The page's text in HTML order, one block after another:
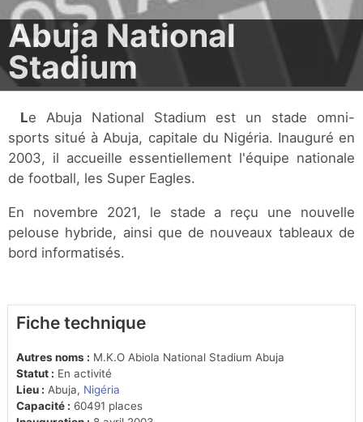
Abuja National
Stadium
Le Abuja National Stadium est un stade omni-
sports situé à Abuja, capitale du Nigéria. Inauguré en
2003, il accueille essentiellement l'équipe nationale
de football, les Super Eagles.
En novembre 2021, le stade a reçu une nouvelle
pelouse hybride, ainsi que de nouveaux tableaux de
bord informatisés.
Fiche technique
Autres noms : M.K.O Abiola National Stadium Abuja
Statut : En activité
Lieu : Abuja, Nigéria
Capacité : 60491 places